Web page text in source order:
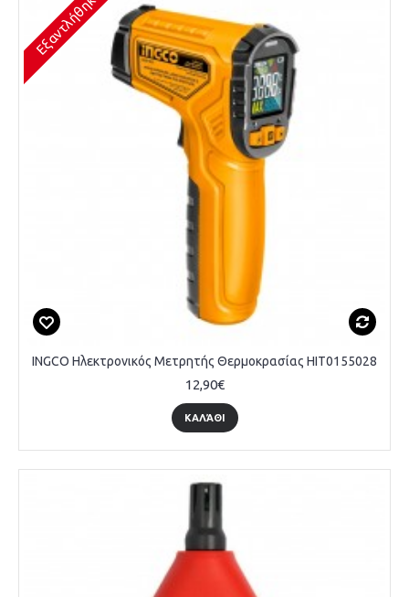
Εξαντλήθηκε
INGCO Ηλεκτρονικός Μετρητής Θερμοκρασίας HIT0155028
12,90€
ΚΑΛΆΘΙ